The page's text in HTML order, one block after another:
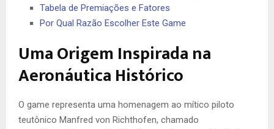
Tabela de Premiações e Fatores
Por Qual Razão Escolher Este Game
Uma Origem Inspirada na
Aeronáutica Histórico
O game representa uma homenagem ao mítico piloto
teutônico Manfred von Richthofen, chamado